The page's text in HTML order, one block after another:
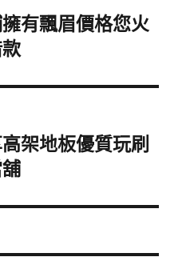
有飄眉價格您火
架地板優質玩刷